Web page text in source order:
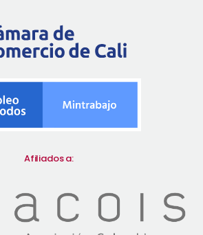
Afiliados a: